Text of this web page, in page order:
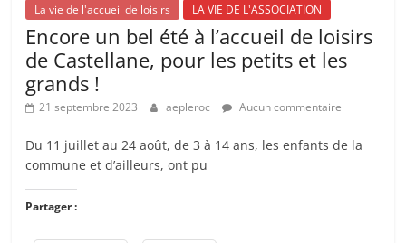
La vie de l'accueil de loisirs LA VIE DE L'ASSOCIATION
Encore un bel été à l’accueil de loisirs
de Castellane, pour les petits et les
grands !
21 septembre 2023 aepleroc Aucun commentaire
Du 11 juillet au 24 août, de 3 à 14 ans, les enfants de la
commune et d’ailleurs, ont pu
Partager :